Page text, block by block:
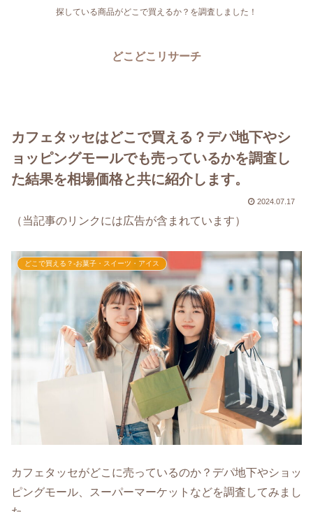
探している商品がどこで買えるか？を調査しました！
どこどこリサーチ
カフェタッセはどこで買える？デパ地下やシ
ョッピングモールでも売っているかを調査し
た結果を相場価格と共に紹介します。
2024.07.17
（当記事のリンクには広告が含まれています）
どこで買える？-お菓子・スイーツ・アイス
カフェタッセがどこに売っているのか？デパ地下やショッ
ピングモール、スーパーマーケットなどを調査してみまし